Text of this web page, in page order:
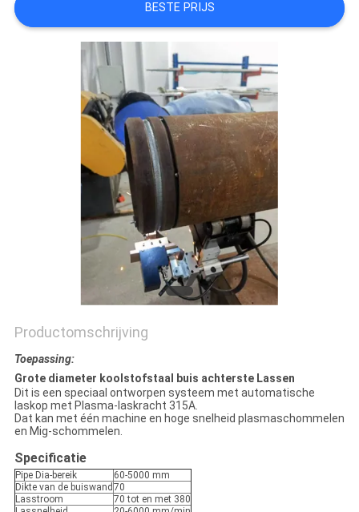
BESTE PRIJS
Productomschrijving
Toepassing:
Grote diameter koolstofstaal buis achterste Lassen
Dit is een speciaal ontworpen systeem met automatische
laskop met Plasma-laskracht 315A.
Dat kan met één machine en hoge snelheid plasmaschommelen
en Mig-schommelen.
Specificatie
Pipe Dia-bereik
60-5000 mm
Dikte van de buiswand 70
Lasstroom
70 tot en met 380